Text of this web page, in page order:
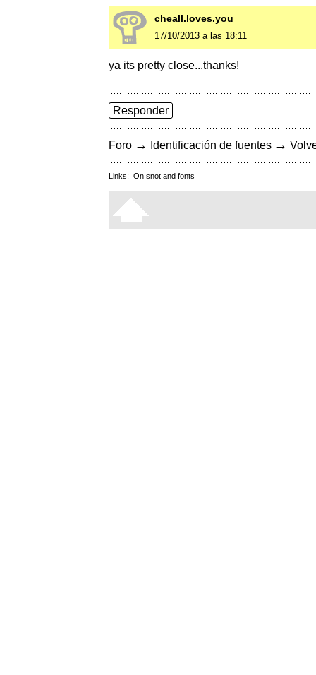
cheall.loves.you
17/10/2013 a las 18:11
ya its pretty close...thanks!
Responder
Foro → Identificación de fuentes →
Links: On snot and fonts